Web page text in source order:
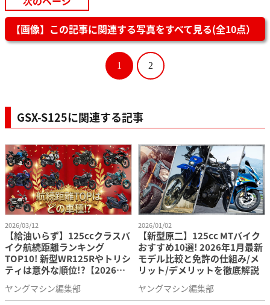
【画像】この記事に関連する写真をすべて見る(全10点）
1 2
GSX-S125に関連する記事
2026/03/12
【給油いらず】125ccクラスバ
イク航続距離ランキング
TOP10! 新型WR125Rやトリシ
ティは意外な順位!?【2026年2
月最新版】
ヤングマシン編集部
2026/01/02
【新型原二】125cc MTバイク
おすすめ10選! 2026年1月最新
モデル比較と免許の仕組み/メ
リット/デメリットを徹底解説
ヤングマシン編集部